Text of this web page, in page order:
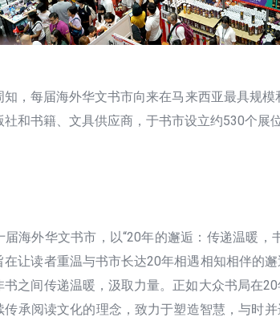
知，每届海外华文书市向来在马来西亚最具规
社和书籍、文具供应商，于书市设立约530个展
届海外华文书市，以“20年的邂逅：传递温暖，
在让读者重温与书市长达20年相遇相知相伴的
书之间传递温暖，汲取力量。正如大众书局在
传承阅读文化的理念，致力于塑造智慧，与时